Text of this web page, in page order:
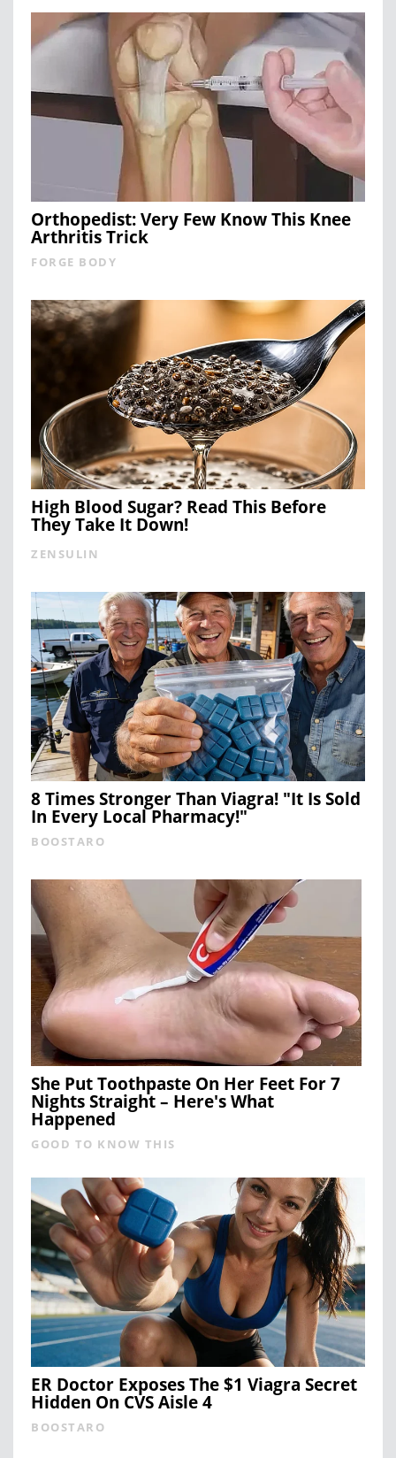
Orthopedist: Very Few Know This Knee
Arthritis Trick
FORGE BODY
High Blood Sugar? Read This Before
They Take It Down!
ZENSULIN
8 Times Stronger Than Viagra! "It Is Sold
In Every Local Pharmacy!"
BOOSTARO
She Put Toothpaste On Her Feet For 7
Nights Straight – Here's What
Happened
GOOD TO KNOW THIS
ER Doctor Exposes The $1 Viagra Secret
Hidden On CVS Aisle 4
BOOSTARO